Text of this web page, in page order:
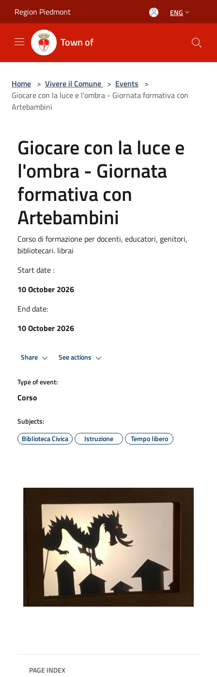
Region Piedmont ENG
Town of
Home > Vivere il Comune > Events >
Giocare con la luce e l'ombra - Giornata formativa con
Artebambini
Giocare con la luce e
l'ombra - Giornata
formativa con
Artebambini
Corso di formazione per docenti, educatori, genitori,
bibliotecari. librai
Start date :
10 October 2026
End date:
10 October 2026
Share See actions
Type of event:
Corso
Subjects:
Biblioteca Civica
Istruzione Tempo libero
PAGE INDEX